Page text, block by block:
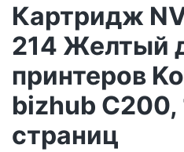
Картридж
214 Желтый
принтеров
bizhub
страниц